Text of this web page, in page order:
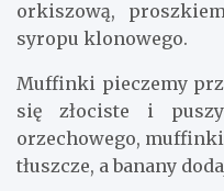
połączyć
słodkościami. Te
Do ich
dojrzałe banany z
orkiszową,